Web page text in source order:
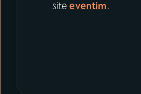
siteeventim.